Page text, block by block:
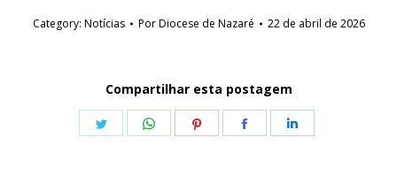
Category: Notícias PorDiocese de Nazaré 22 de abril de 2026
Compartilhar esta postagem
Share
Share
Share
Share